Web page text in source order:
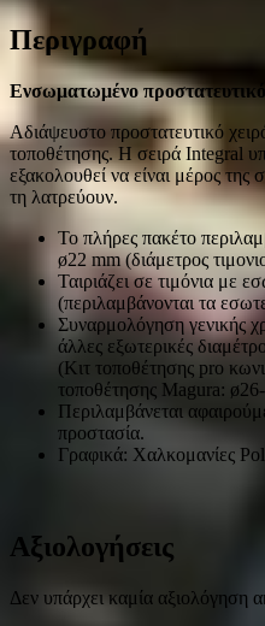
Περιγραφή
Ενσωματωμένο
Αδιάψευστο προστατευτικό
τοποθέτησης. Η σειρά Integral
εξακολουθεί να είναι μέρος της
τη λατρεύουν.
Το πλήρες πακέτο
ø22 mm (διάμετρος
Ταιριάζει σε τιμόνια με
(περιλαμβάνονται τα
Συναρμολόγηση γενικής
άλλες εξωτερικές
(Κιτ τοποθέτησης pro
τοποθέτησης Magura:
Περιλαμβάνεται
προστασία.
Γραφικά: Χαλκομανίες
Αξιολογήσεις
Δεν υπάρχει καμία αξιολόγηση